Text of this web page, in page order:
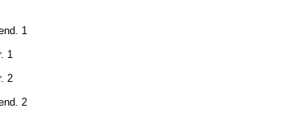
1
1
2
2